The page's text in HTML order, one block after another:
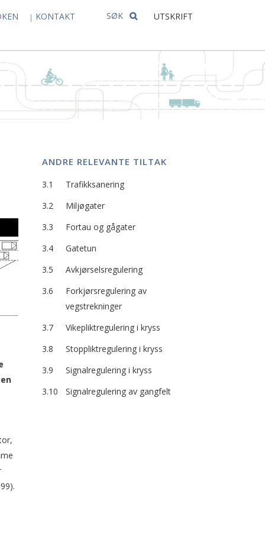
SØK UTSKRIFT
KONTAKT
ANDRE RELEVANTE TILTAK
3.1
Trafikksanering
3.2
Miljøgater
3.3
Fortau og gågater
3.4
Gatetun
3.5
Avkjørselsregulering
3.6
Forkjørsregulering av
vegstrekninger
3.7
Vikepliktregulering i kryss
3.8
Stoppliktregulering i kryss
3.9
Signalregulering i kryss
3.10
Signalregulering av gangfelt